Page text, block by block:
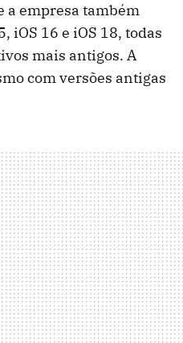
a empresa também
iOS 16 e iOS 18, todas
mais antigos. A
com versões antigas